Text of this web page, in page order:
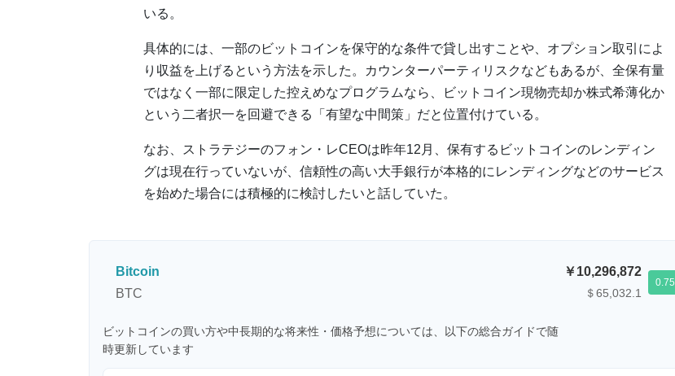
いる。
具体的には、一部のビットコインを保守的な条件で貸し出すことや、オプション取引によ
り収益を上げるという方法を示した。カウンターパーティリスクなどもあるが、全保有量
ではなく一部に限定した控えめなプログラムなら、ビットコイン現物売却か株式希薄化か
という二者択一を回避できる「有望な中間策」だと位置付けている。
なお、ストラテジーのフォン・レCEOは昨年12月、保有するビットコインのレンディン
グは現在行っていないが、信頼性の高い大手銀行が本格的にレンディングなどのサービス
を始めた場合には積極的に検討したいと話していた。
Bitcoin
BTC
10,296,872
＄65,032.1
0.75
ビットコインの買い方や中長期的な将来性・価格予想については、以下の総合ガイドで随
時更新しています